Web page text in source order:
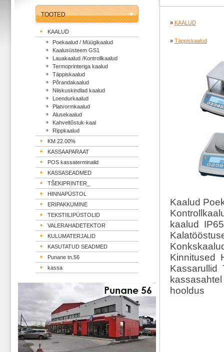
TOOTED
KAALUD
Poekaalud / Müügikaalud
Kaalusüsteem GS1
Lauakaalud /Kontrollkaalud
Termoprinteriga kaalud
Täppiskaalud
Põrandakaalud
Niiskuskindlad kaalud
Loendurkaalud
Platvormkaalud
Alusekaalud
Kahveltõstuk-kaal
Rippkaalud
KM 22.00%
KASSAAPARAAT
POS kassaterminalid
KASSASEADMED
TŠEKIPRINTER_
HINNAPÜSTOL
ERIPAKKUMINE
TEKSTIILIPÜSTOLID
VALERAHADETEKTOR
KULUMATERJALID
KASUTATUD SEADMED
Punane tn.56
kassa
» KAALUD
» Täppiskaalud
Kaalud
kaalud
Kinnitused
Kassarullid
hooldus